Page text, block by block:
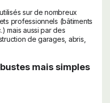
sur de nombreux
professionnels (bâtiments
mais aussi par des
de garages, abris,
mais simples